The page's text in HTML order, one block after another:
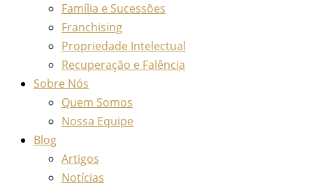
Família e Sucessões
Franchising
Propriedade Intelectual
Recuperação e Falência
Sobre Nós
Quem Somos
Nossa Equipe
Blog
Artigos
Notícias